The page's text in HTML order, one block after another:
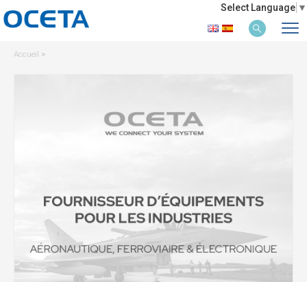
Select Language ▼
Accueil >